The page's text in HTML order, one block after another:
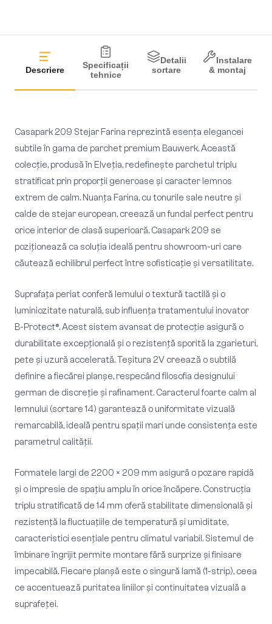
Descriere
Specificații
tehnice
Detalii
sortare
Instalare
& montaj
Casapark 209 Stejar Farina reprezintă esența elegancei
subtile în gama de parchet premium Bauwerk. Această
colecție, produsă în Elveția, redefinește parchetul triplu
stratificat prin proporții generoase și caracter lemnos
extrem de calm. Nuanța Farina, cu tonurile sale neutre și
calde de stejar european, creează un fundal perfect pentru
orice interior de clasă superioară. Casapark 209 se
poziționează ca soluția ideală pentru showroom-uri care
căutează echilibrul perfect între sofisticație și versatilitate.
Suprafața periat conferă lemului o textură tactilă și o
luminiozitate naturală, sub influența tratamentului inovator
B-Protect®. Acest sistem avansat de protecție asigură o
durabilitate excepțională și o rezistență sporită la zgarieturi,
pete și uzură accelerată. Teșitura 2V creează o subtilă
definire a fiecărei planșe, respecând filosofia designului
german de discreție și rafinament. Caracterul foarte calm al
lemnului (sortare 14) garantează o uniformitate vizuală
remarcabilă, ideală pentru spații mari unde consistența este
parametrul calității.
Formatele largi de 2200 × 209 mm asigură o pozare rapidă
și o impresie de spațiu amplu în orice încăpere. Construcția
triplu stratificată de 14 mm oferă stabilitate dimensională și
rezistență la fluctuațiile de temperatură și umiditate,
caracteristici esențiale pentru climatul variabil. Sistemul de
îmbinare îngrijit permite montare fără surprize și finisare
impecabilă. Fiecare planșă este o singură lamă (1-strip), ceea
ce accentuează puritatea liniilor și continuitatea vizuală a
suprafeței.